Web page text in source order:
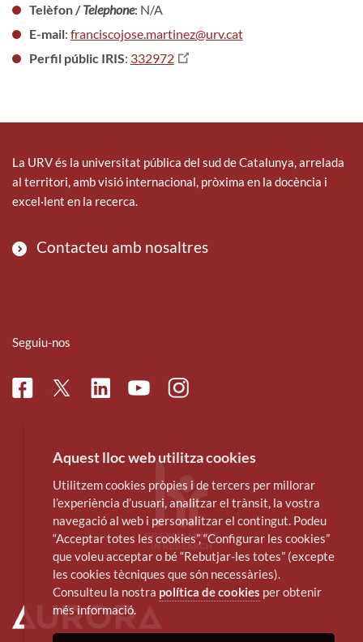
Telèfon /Telephone: N/A
E-mail: franciscojose.martinez@urv.cat
Perfil públic IRIS: 332972
La URV és la universitat pública del sud de Catalunya, arrelada
al territori, amb visió internacional, pròxima en la docència i
excel·lent en la recerca.
Contacteu amb nosaltres
Seguiu-nos
FacebookTwitterLinkedinYoutubeInstagram
Aquest lloc web utilitza cookies
Utilitzem cookies pròpies i de tercers per millorar
l’experiència d’usuari, analitzar el trànsit, la vostra
navegació al web i personalitzar el contingut. Podeu
“Acceptar totes les cookies”, “Configurar les cookies”
que voleu acceptar o bé “Rebutjar-les totes” (excepte
les cookies tècniques que són necessàries).
Consulteu la nostra política de cookies per obtenir
més informació.